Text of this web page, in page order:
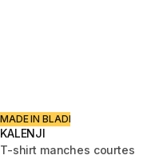
MADE IN BLADI
KALENJI
T-shirt manches courtes